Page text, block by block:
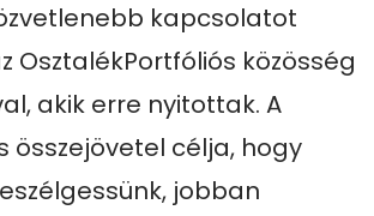
kapcsolatot
OsztalékPortfóliós közösség
akik erre nyitottak. A
összejövetel célja, hogy
jobban